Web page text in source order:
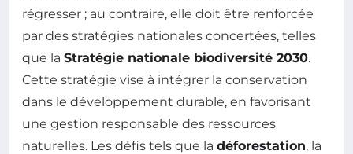
régresser ; au contraire, elle doit être renforcée
par des stratégies nationales concertées, telles
que la Stratégie nationale biodiversité 2030.
Cette stratégie vise à intégrer la conservation
dans le développement durable, en favorisant
une gestion responsable des ressources
naturelles. Les défis tels que la déforestation, la